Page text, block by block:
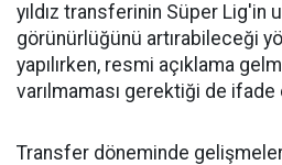
yıldız transferinin Süper Lig'in
görünürlüğünü artırabileceği
yapılırken, resmi açıklama
varılmaması gerektiği de ifade
Transfer döneminde